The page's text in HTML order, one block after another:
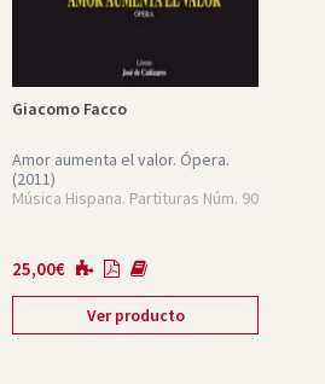
Giacomo Facco
Amor aumenta el valor. Ópera.
(2011)
Música Hispana. Partituras Núm. 90
25,00€
Ver producto